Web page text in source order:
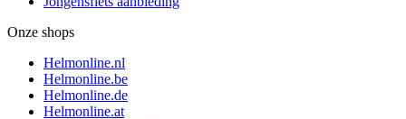
Onze shops
Helmonline.nl
Helmonline.be
Helmonline.de
Helmonline.at